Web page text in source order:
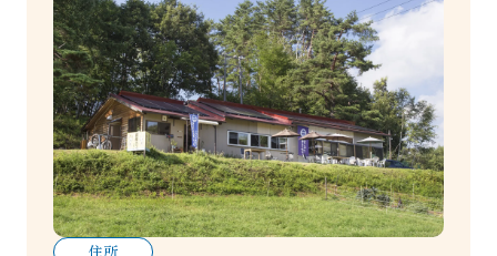
住所